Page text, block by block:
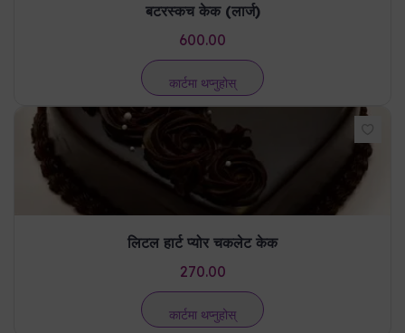
बटरस्कच केक (लार्ज)
600.00
कार्टमा थप्नुहोस्
लिटल हार्ट प्योर चकलेट केक
270.00
कार्टमा थप्नुहोस्